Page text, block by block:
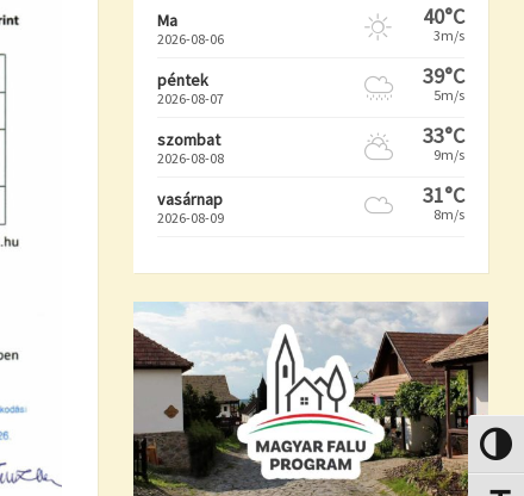
Nagy
Ma
2026-08-06
40°C
3m/s
péntek
2026-08-07
39°C
5m/s
szombat
2026-08-08
33°C
9m/s
vasárnap
2026-08-09
31°C
8m/s